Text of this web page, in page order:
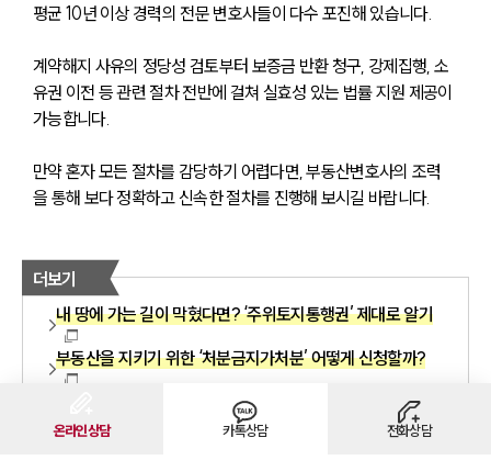
온라인상담 카톡상담 전화상담
평균 10년 이상 경력의 전문 변호사들이 다수 포진해 있습니다.
계약해지 사유의 정당성 검토부터 보증금 반환 청구, 강제집행, 소
유권 이전 등 관련 절차 전반에 걸쳐 실효성 있는 법률 지원 제공이
가능합니다.
만약 혼자 모든 절차를 감당하기 어렵다면, 부동산변호사의 조력
을 통해 보다 정확하고 신속한 절차를 진행해 보시길 바랍니다.
더보기
내 땅에 가는 길이 막혔다면? ‘주위토지통행권’ 제대로 알기
부동산을 지키기 위한 ‘처분금지가처분’ 어떻게 신청할까?